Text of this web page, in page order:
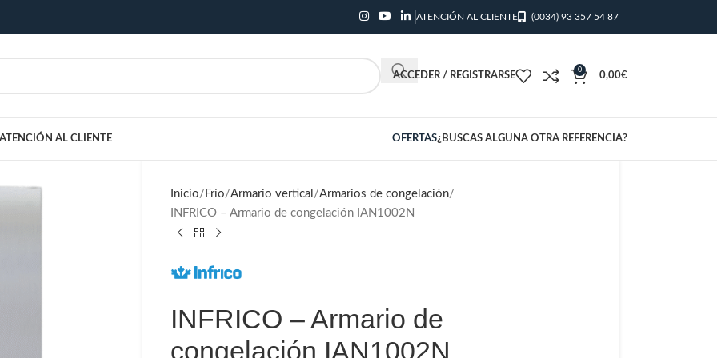
ATENCIÓN AL CLIENTE (0034) 93 357 54 87
ACCEDER / REGISTRARSE
0
0,00€
ATENCIÓN AL CLIENTE OFERTAS¿BUSCAS ALGUNA OTRA REFERENCIA?
Inicio Frío Armario vertical
Armarios de congelación
INFRICO – Armario de congelación IAN1002N
INFRICO – Armario de
congelación IAN1002N